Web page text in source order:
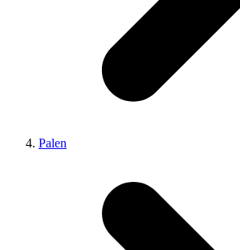
Palen